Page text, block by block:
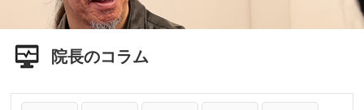
院長のコラム